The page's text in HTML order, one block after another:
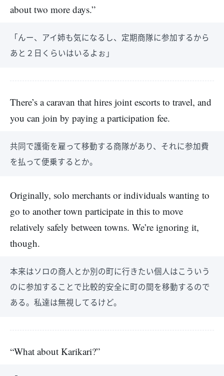
about two more days.”
「んー、アイ姉も気になるし、定期商隊に参加するから
あと２日くらいはいるよぉ」
There’s a caravan that hires joint escorts to travel, and
you can join by paying a participation fee.
共同で護衛を雇って移動する商隊があり、それに参加費
を払って便乗するとか。
Originally, solo merchants or individuals wanting to
go to another town participate in this to move
relatively safely between towns. We’re ignoring it,
though.
本来はソロの商人とか別の町に行きたい個人はこういう
のに参加することで比較的安全に町の間を移動するので
ある。私達は無視してるけど。
“What about Karikari?”